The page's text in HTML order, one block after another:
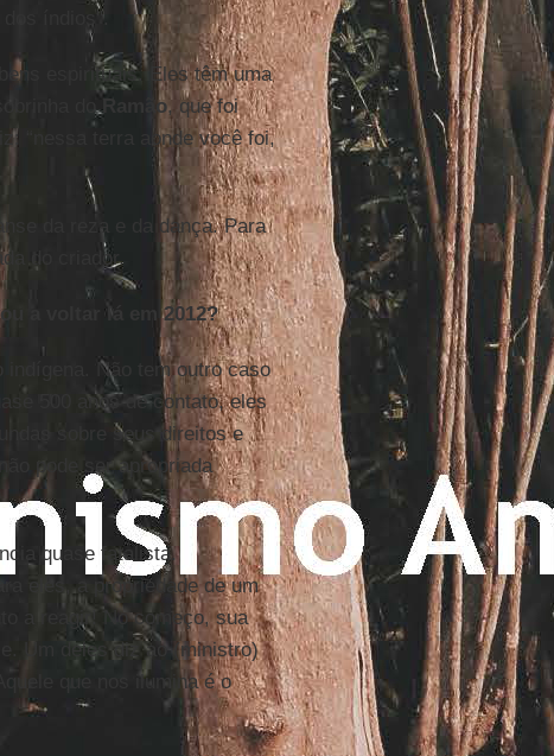
índios".
espirituais. Eles têm uma
doRamão, que foi
“nessa terra aonde você foi,
da reza e da dança. Para
do criador.
a voltar lá em 2012?
Não tem outro caso
500 anos de contato, eles
sobre seus direitos e
pode ser apropriada
quase fatalista.
eles, a propriedade de um
a reagir! No começo, sua
Um deles diz ao (ministro)
que nos ilumina é o